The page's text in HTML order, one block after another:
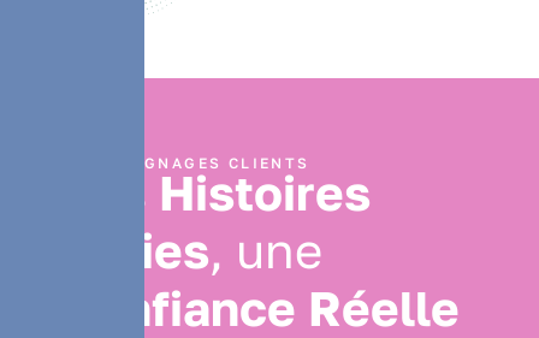
TÉMOIGNAGES CLIENTS
s Histoires
ies, une
nfiance Réelle